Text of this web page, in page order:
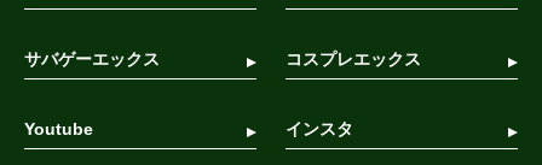
サバゲーエックス コスプレエックス
Youtube インスタ